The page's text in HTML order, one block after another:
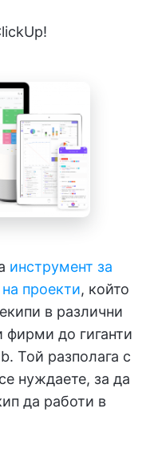
инструмент за
проекти, който
в различни
фирми до гиганти
Той разполага с
нуждаете, за да
да работи в